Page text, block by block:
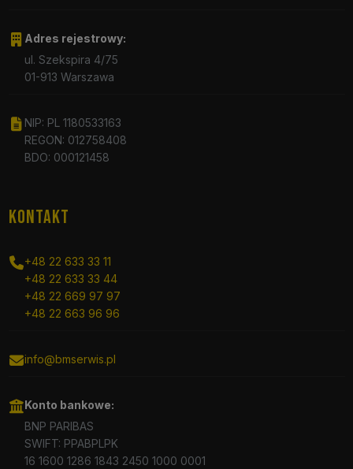
Adres rejestrowy:
ul. Szekspira 4/75
01-913 Warszawa
NIP: PL 1180533163
REGON: 012758408
BDO: 000121458
KONTAKT
+48 22 633 33 11
+48 22 633 33 44
+48 22 669 97 97
+48 22 663 96 96
info@bmserwis.pl
Konto bankowe:
BNP PARIBAS
SWIFT: PPABPLPK
16 1600 1286 1843 2450 1000 0001